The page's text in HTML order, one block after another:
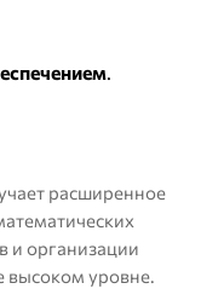
.
расширенное
и организации
высоком уровне.